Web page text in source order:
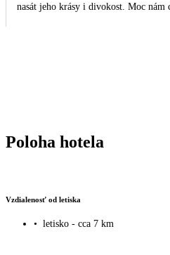
nasát jeho krásy i divokost. Moc
Poloha hotela
Vzdialenosť od letiska
• letisko - cca 7 km